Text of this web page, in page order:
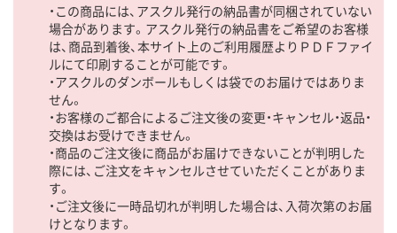
・この商品には、アスクル発行の納品書が同梱されていない
場合があります。アスクル発行の納品書をご希望のお客様
は、商品到着後、本サイト上のご利用履歴よりＰＤＦファイ
ルにて印刷することが可能です。
・アスクルのダンボールもしくは袋でのお届けではありま
せん。
・お客様のご都合によるご注文後の変更・キャンセル・返品・
交換はお受けできません。
・商品のご注文後に商品がお届けできないことが判明した
際には、ご注文をキャンセルさせていただくことがありま
す。
・ご注文後に一時品切れが判明した場合は、入荷次第のお届
けとなります。